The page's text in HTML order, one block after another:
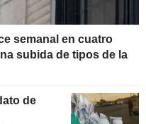
semanal en cuatro
subida de tipos de la
de